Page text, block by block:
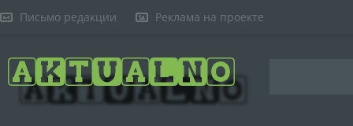
Письмо редакции Реклама на проекте